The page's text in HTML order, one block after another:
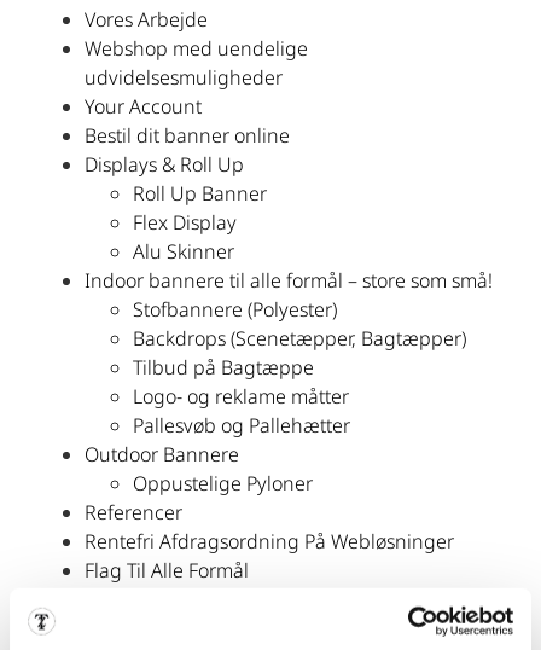
Vores Arbejde
Webshop med uendelige
udvidelsesmuligheder
Your Account
Bestil dit banner online
Displays & Roll Up
Roll Up Banner
Flex Display
Alu Skinner
Indoor bannere til alle formål – store som små!
Stofbannere (Polyester)
Backdrops (Scenetæpper, Bagtæpper)
Tilbud på Bagtæppe
Logo- og reklame måtter
Pallesvøb og Pallehætter
Outdoor Bannere
Oppustelige Pyloner
Referencer
Rentefri Afdragsordning På Webløsninger
Flag Til Alle Formål